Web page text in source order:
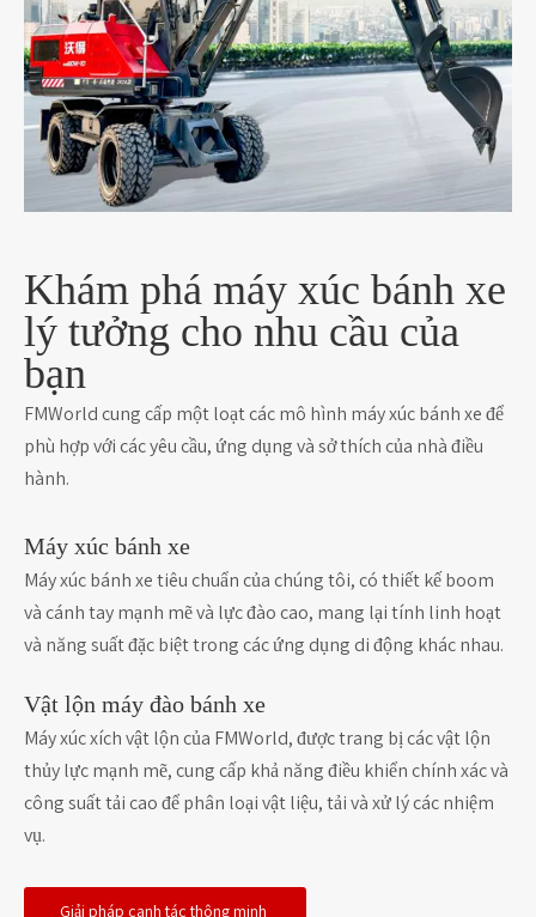
Khám phá máy xúc bánh xe
lý tưởng cho nhu cầu của
bạn
FMWorld cung cấp một loạt các mô hình máy xúc bánh xe để
phù hợp với các yêu cầu, ứng dụng và sở thích của nhà điều
hành.
Máy xúc bánh xe
Máy xúc bánh xe tiêu chuẩn của chúng tôi, có thiết kế boom
và cánh tay mạnh mẽ và lực đào cao, mang lại tính linh hoạt
và năng suất đặc biệt trong các ứng dụng di động khác nhau.
Vật lộn máy đào bánh xe
Máy xúc xích vật lộn của FMWorld, được trang bị các vật lộn
thủy lực mạnh mẽ, cung cấp khả năng điều khiển chính xác và
công suất tải cao để phân loại vật liệu, tải và xử lý các nhiệm
vụ.
Giải pháp canh tác thông minh